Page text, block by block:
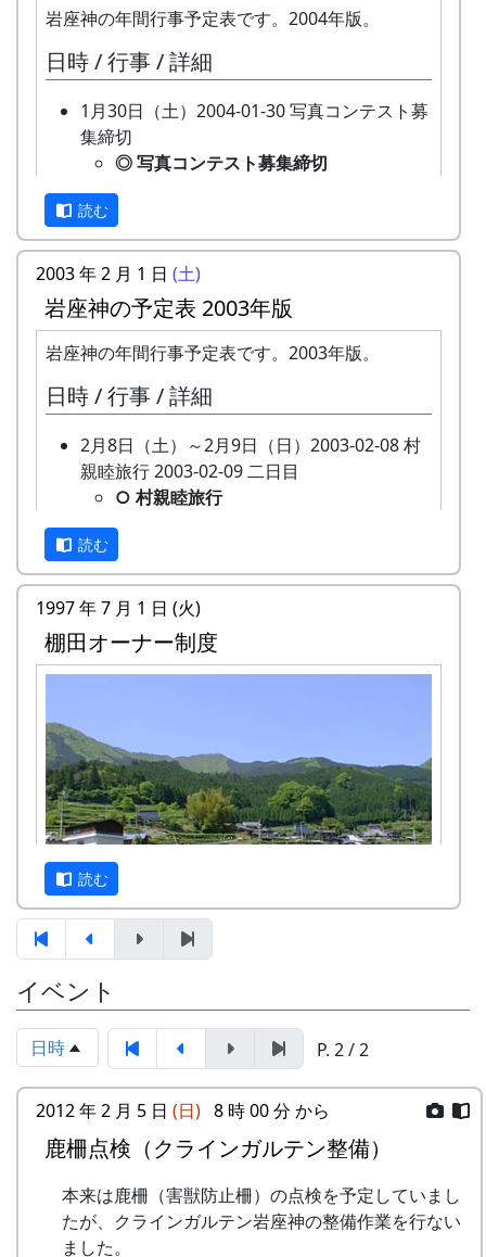
岩座神の年間行事予定表です。2004年版。
日時 / 行事 / 詳細
1月30日（土）2004-01-30 写真コンテスト募
集締切
◎ 写真コンテスト募集締切
切です。
2月15日（日）2004-02-15 猪・鹿柵点検
○ 猪・鹿柵点検
未定
★ 棚田オーナー募集
第、お知らせします。
ーナー募集
3月7日（日）2004-03-07 宮普請
○ 宮普請
3月14日（土）2004-03-14 棚田オーナー選考
会
★ 棚田オーナー選考会
3月28日（日）2004-03-28 クラインガルテン
の田圃の整備
式
★ 棚田オーナー対面式
棚田オーナー（都会から米を作りに
来る人たち）と棚田保存会（岩座神
の住人）の初顔合わせ。お互いの自
画の抽選が行なわれる。
5月16日（日）2004-05-16 棚田オーナー田植
水田に入って、苗を手で植える。
6月13日（日）2004-06-13 棚田オーナー草刈
り、肥料散布
★ 棚田オーナー草刈り、肥料散布
石垣や畦道の草刈り、肥料の散布。
7月4日（日）2004-07-04 川刈り
川や道端の雑草を刈る。
7月25日（日）2004-07-25 棚田オーナー草引
読む
2003 年 2 月 1 日 (土)
岩座神の予定表 2003年版
岩座神の年間行事予定表です。2003年版。
日時 / 行事 / 詳細
2月8日（土）～2月9日（日）2003-02-08 村
親睦旅行 2003-02-09 二日目
○ 村親睦旅行
1月28日（火）～2月21日（金）2003-01-28
棚田オーナー募集
★ 棚田オーナー募集
申し込みの窓口は加美町役場 産業課
です。募集要項などの詳細は、加美
町のホームページでご確認くださ
3月15日（金）2003-03-15 棚田オーナー選考
会
★ 棚田オーナー選考会
3月22日（土）～3月31日（月）2003-03-22
棚田オーナー追加募集
★ 棚田オーナー追加募集
棚田オーナーを追加募集します。詳
細は、2003-03-22 岩座神棚田オー
ナー追加募集のお知らせ をご覧下さ
3月23日（日）2003-03-23 クラインガルテン
の田圃の整備
○ クラインガルテンの田圃の整備
田圃に植えられている樒（しきみ）
の株を引き抜いて整備する作業。
4月20日（日）2003-04-20 棚田オーナー対面
★ 棚田オーナー対面式
棚田オーナー（都会から米を作りに
読む
1997 年 7 月 1 日 (火)
棚田オーナー制度
岩座神は「日本の棚田百選」にも選ばれた棚田の
1997年から岩座神では「棚田オーナー制度」が始
まりました。
「棚田」とはどんなものか、「棚田オーナー制
度」とはどういうものか、ちょっと見ていって下
さい。
※ 以下は、主として1997年に作成し、1998年、
読む
イベント
日時 P. 2 / 2
2012 年 2 月 5 日 (日) 8 時 00 分 から
鹿柵点検（クラインガルテン整備）
本来は鹿柵（害獣防止柵）の点検を予定していまし
たが、クラインガルテン岩座神の整備作業を行ない
ました。